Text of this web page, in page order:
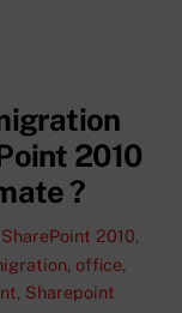
2010
?
SharePoint 2010,
, office,
, Sharepoint